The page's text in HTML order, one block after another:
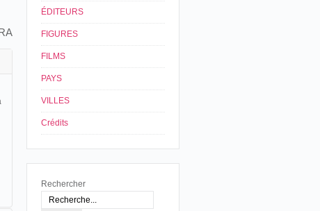
ÉDITEURS
FIGURES
FILMS
PAYS
VILLES
Crédits
Rechercher